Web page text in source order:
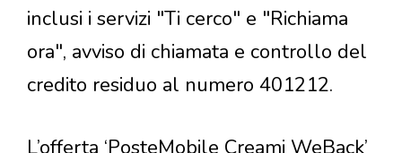
inclusi i servizi "Ti cerco" e "Richiama
ora", avviso di chiamata e controllo del
credito residuo al numero 401212.
L’offerta ‘PosteMobile Creami WeBack’